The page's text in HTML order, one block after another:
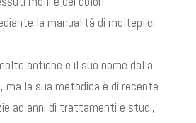
la manualità di molteplici
antiche e il suo nome dalla
ma la sua metodica è di recente
ad anni di trattamenti e studi,